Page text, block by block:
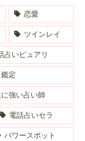
恋愛
ツインレイ
占いピュアリ
定
強い占い師
電話占いセラ
パワースポット